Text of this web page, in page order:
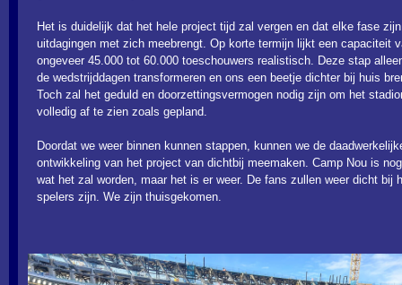
Het is duidelijk dat het hele project tijd zal vergen en dat elke fase
uitdagingen met zich meebrengt. Op korte termijn lijkt een capaciteit
ongeveer 45.000 tot 60.000 toeschouwers realistisch. Deze stap
de wedstrijddagen transformeren en ons een beetje dichter bij huis
Toch zal het geduld en doorzettingsvermogen nodig zijn om het
volledig af te zien zoals gepland.
Doordat we weer binnen kunnen stappen, kunnen we de
ontwikkeling van het project van dichtbij meemaken. Camp Nou is
wat het zal worden, maar het is er weer. De fans zullen weer dicht bij
spelers zijn. We zijn thuisgekomen.